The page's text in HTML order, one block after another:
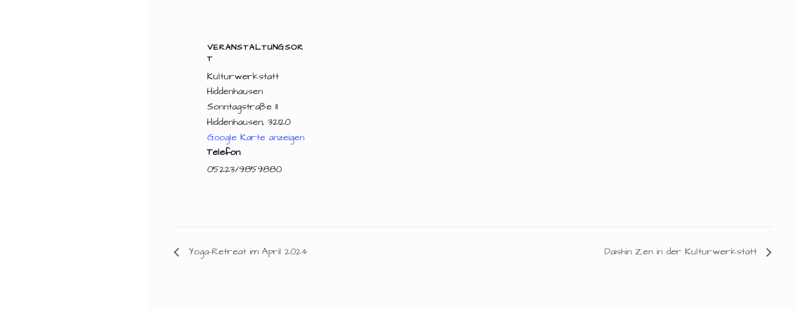
VERANSTALTUNGSOR
T
Kulturwerkstatt
Hiddenhausen
Sonntagstraße 11
Hiddenhausen, 32120
Google Karte anzeigen
Telefon
05223/9859880
Yoga-Retreat im April 2024 Daishin Zen in der Kulturwerkstatt